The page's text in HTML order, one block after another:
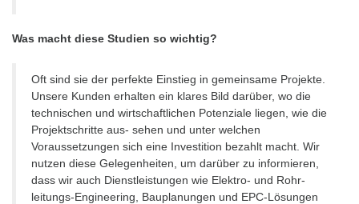
Was macht diese Studien so wichtig?
Oft sind sie der perfekte Einstieg in gemeinsame Projekte.
Unsere Kunden erhalten ein klares Bild darüber, wo die
technischen und wirtschaftlichen Potenziale liegen, wie die
Projektschritte aus- sehen und unter welchen
Voraussetzungen sich eine Investition bezahlt macht. Wir
nutzen diese Gelegenheiten, um darüber zu informieren,
dass wir auch Dienstleistungen wie Elektro- und Rohr-
leitungs-Engineering, Bauplanungen und EPC-Lösungen